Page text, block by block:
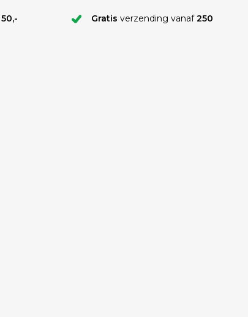
50,- Gratis verzending vanaf250